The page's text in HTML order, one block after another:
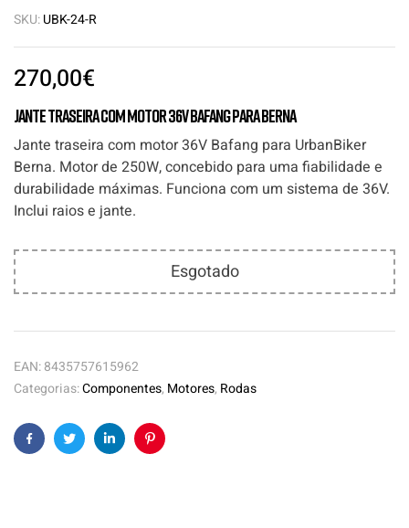
SKU:UBK-24-R
270,00€
Jante traseira com motor 36V Bafang para Berna
Jante traseira com motor 36V Bafang para UrbanBiker
Berna. Motor de 250W, concebido para uma fiabilidade e
durabilidade máximas. Funciona com um sistema de 36V.
Inclui raios e jante.
Esgotado
EAN:8435757615962
Categorias:Componentes, Motores, Rodas
FacebookTwitterLinkedinPinterest